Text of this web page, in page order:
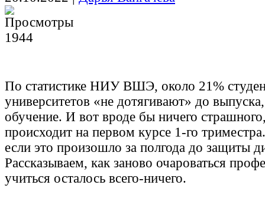
1944
По статистике НИУ ВШЭ, около 21%
университетов «не дотягивают» до
обучение. И вот вроде бы ничего
происходит на первом курсе 1-го
если это произошло за полгода до защиты
Рассказываем, как заново очароваться
учиться осталось всего-ничего.